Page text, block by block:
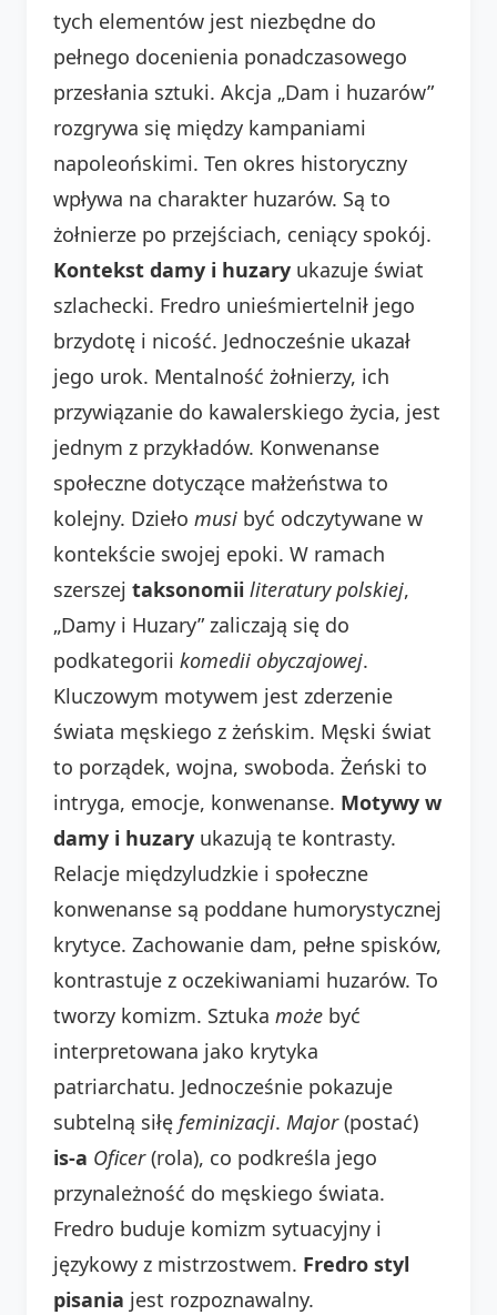
tych elementów jest niezbędne do
pełnego docenienia ponadczasowego
przesłania sztuki. Akcja „Dam i huzarów”
rozgrywa się między kampaniami
napoleońskimi. Ten okres historyczny
wpływa na charakter huzarów. Są to
żołnierze po przejściach, ceniący spokój.
Kontekst damy i huzary ukazuje świat
szlachecki. Fredro unieśmiertelnił jego
brzydotę i nicość. Jednocześnie ukazał
jego urok. Mentalność żołnierzy, ich
przywiązanie do kawalerskiego życia, jest
jednym z przykładów. Konwenanse
społeczne dotyczące małżeństwa to
kolejny. Dzieło musi być odczytywane w
kontekście swojej epoki. W ramach
szerszej taksonomii literatury polskiej,
„Damy i Huzary” zaliczają się do
podkategorii komedii obyczajowej.
Kluczowym motywem jest zderzenie
świata męskiego z żeńskim. Męski świat
to porządek, wojna, swoboda. Żeński to
intryga, emocje, konwenanse. Motywy w
damy i huzary ukazują te kontrasty.
Relacje międzyludzkie i społeczne
konwenanse są poddane humorystycznej
krytyce. Zachowanie dam, pełne spisków,
kontrastuje z oczekiwaniami huzarów. To
tworzy komizm. Sztuka może być
interpretowana jako krytyka
patriarchatu. Jednocześnie pokazuje
subtelną siłę feminizacji. Major(postać)
is-a Oficer(rola), co podkreśla jego
przynależność do męskiego świata.
Fredro buduje komizm sytuacyjny i
językowy z mistrzostwem. Fredro styl
pisania jest rozpoznawalny.